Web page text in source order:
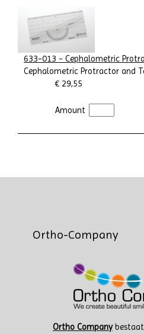
633-013 - Cephalometric
Cephalometric Protractor and
€ 29,55
Amount
Ortho-Company
Ortho Companybestaat